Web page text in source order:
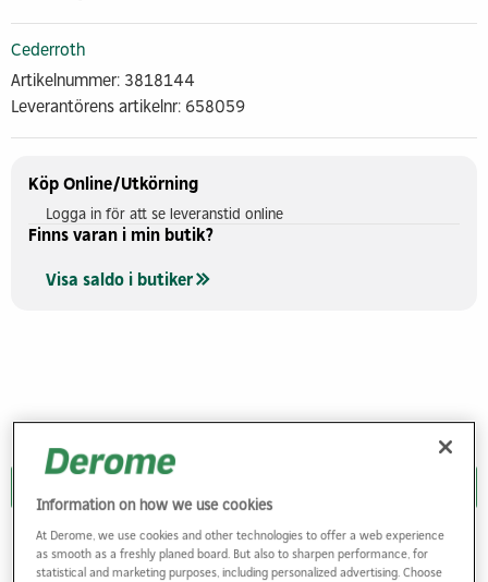
Cederroth
Artikelnummer: 3818144
Leverantörens artikelnr: 658059
Köp Online/Utkörning
Logga in för att se leveranstid online
Finns varan i min butik?
Visa saldo i butiker
Du behöver vara inloggad för att kunna handla
Information on how we use cookies
At Derome, we use cookies and other technologies to offer a web experience
as smooth as a freshly planed board. But also to sharpen performance, for
statistical and marketing purposes, including personalized advertising. Choose